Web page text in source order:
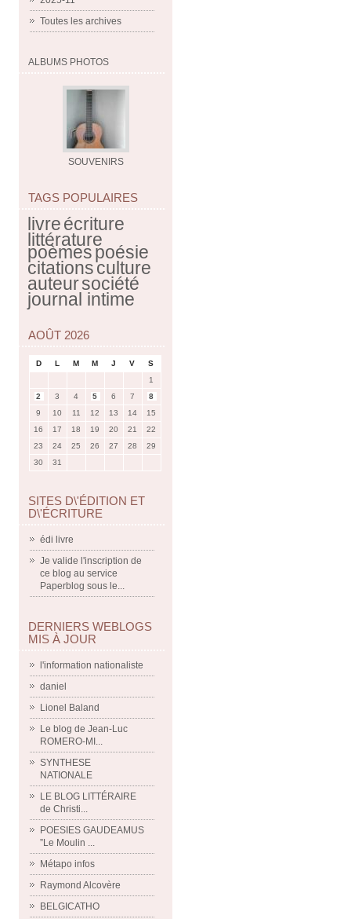
Toutes les archives
ALBUMS PHOTOS
SOUVENIRS
TAGS POPULAIRES
livreécriture
littérature
poèmespoésie
citationsculture
auteursociété
journal intime
AOÛT 2026
D L M M J V
S
1
2
3 4 5 6 7
8
9
10 11 12 13 14
15
16
17 18 19 20 21
22
23
24 25 26 27 28
29
30
31
SITES D\'ÉDITION ET
D\'ÉCRITURE
édi livre
Je valide l'inscription de
ce blog au service
Paperblog sous le...
DERNIERS WEBLOGS
MIS À JOUR
l'information nationaliste
daniel
Lionel Baland
Le blog de Jean-Luc
ROMERO-MI...
SYNTHESE
NATIONALE
LE BLOG LITTÉRAIRE
de Christi...
POESIES GAUDEAMUS
”Le Moulin ...
Métapo infos
Raymond Alcovère
BELGICATHO